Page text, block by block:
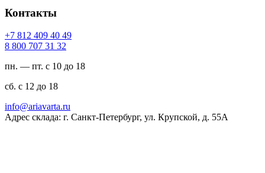
Контакты
94 04 904 218 7+
23 13 707 008 8
пн. — пт. с 10 до 18
сб. с 12 до 18
ur.atravaira@ofni
Адрес склада: г. Санкт-Петербург, ул. Крупской, д. 55А